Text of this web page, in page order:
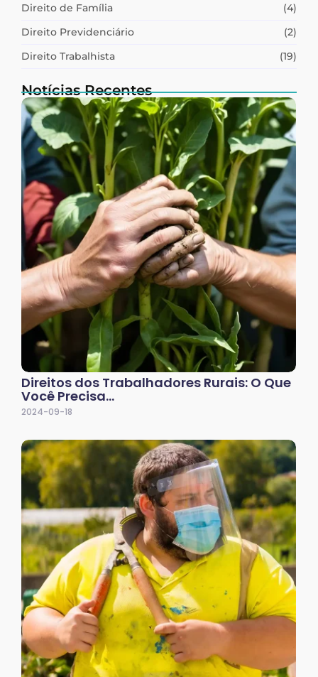
Direito de Família
(4)
Direito Previdenciário
(2)
Direito Trabalhista
(19)
Notícias Recentes
Direitos dos Trabalhadores Rurais: O Que
Você Precisa…
2024-09-18